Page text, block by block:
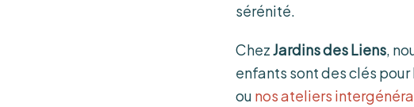
sérénité.
ChezJardins des Liens,
enfants sont des clés
ou nos ateliers